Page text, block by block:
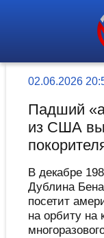
02.06.2026
Падший
из США
В декабре
Дублина
посетит
на орбиту на